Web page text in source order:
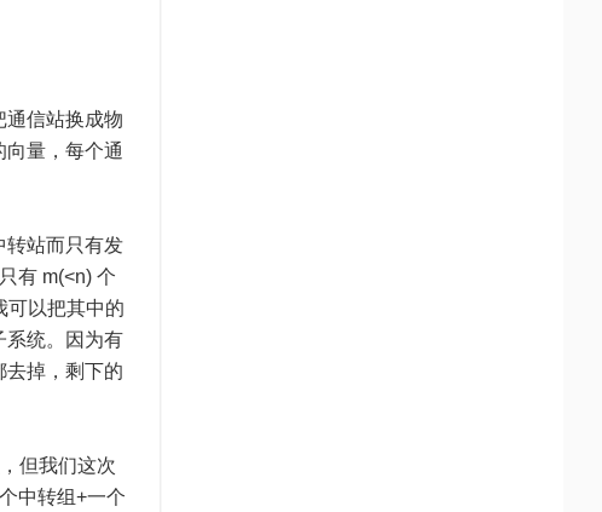
通信站换成物
量，每个通
转站而只有发
有 m(<n) 个
可以把其中的
系统。因为有
去掉，剩下的
但我们这次
中转组+一个